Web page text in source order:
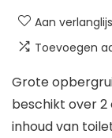
Aan
Toevoegen
Grote
beschikt over
inhoud van